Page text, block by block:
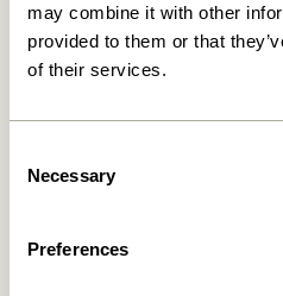
may combine it with other
provided to them or that
of their services.
Selection
Necessary
Preferences
Nami Crochet Jaune